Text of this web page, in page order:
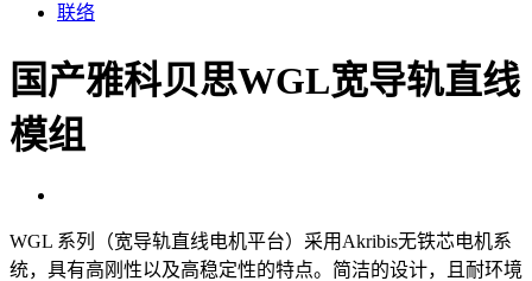
联络
国产雅科贝思WGL宽导轨直线
模组
WGL 系列（宽导轨直线电机平台）采用Akribis无铁芯电机系
统，具有高刚性以及高稳定性的特点。简洁的设计，且耐环境